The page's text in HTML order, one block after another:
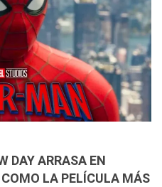
DAY ARRASA EN
LA PELÍCULA MÁS